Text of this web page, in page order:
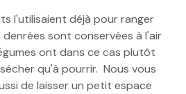
l'utilisaient déjà pour ranger
denrées sont conservées à l'air
ont dans ce cas plutôt
qu'à pourrir. Nous vous
de laisser un petit espace